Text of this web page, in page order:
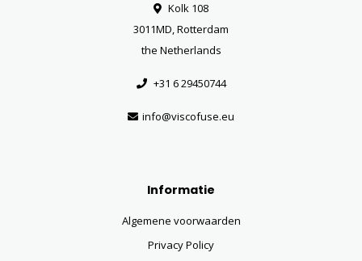
Kolk 108
3011MD, Rotterdam
the Netherlands
+31 6 29450744
info@viscofuse.eu
Informatie
Algemene voorwaarden
Privacy Policy